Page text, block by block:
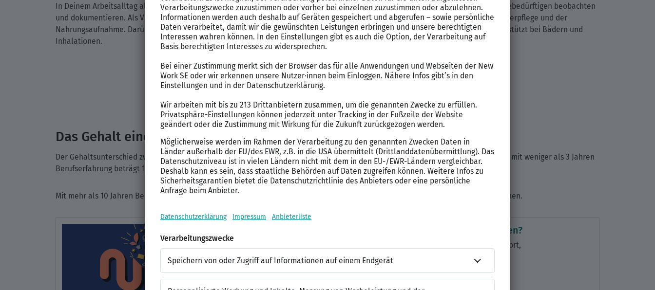
In Deinem Arbeitsalltag als Krankenpfleger musst Du Tag für Tag Veränderungen des Gesundheitszustands von Patienten und Pflegebedürftigen beobachten
und dokumentieren. Als Vertrauensperson versorgst Du Menschen vor und nach einem medizinischen Eingriff und hilfst bei der Körperpflege und der
Nahrungsaufnahme. Darüber hinaus organisierst Du Verwaltungsaufgaben, führst ärztlich verordnete Maßnahmen durch und unterstützt bei Bädern und
Inhalationen.
Jetzt Lebenslauf erstellen Jetzt Anschreiben erstellen
Das Gehalt eines Krankenpflegers
Der Gehaltsunterschied zwischen Frauen und Männern beim Einstiegsgehalt für Gesundheits- und Krankenpfleger:in in Deutschland mit weniger als 3 Jahren
Berufserfahrung beträgt 1.800 €, wobei Frauen 38.500 € und Männer 40.300 € verdienen.
Mit mehr als 10 Jahren Berufserfahrung beträgt der Gehaltsunterschied 4.400 €, wobei Frauen 43.700 € und Männer 48.100 € verdienen.
Du willst mehr über das Gehalt eines Krankenpflegers erfahren?
Bei kununu findest Du Gehaltsangaben abhängig von Berufserfahrung, Standort,
Personalverantwortung und vieles mehr.